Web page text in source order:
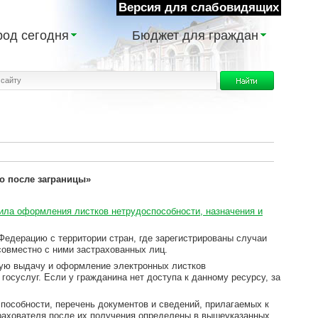
Версия для слабовидящих
сегодня Бюджет для граждан
после заграницы»
оформления листков нетрудоспособности, назначения и
с территории стран, где зарегистрированы случаи
с ними застрахованных лиц.
выдачу и оформление электронных листков
Если у гражданина нет доступа к данному ресурсу, за
перечень документов и сведений, прилагаемых к
после их получения определены в вышеуказанных